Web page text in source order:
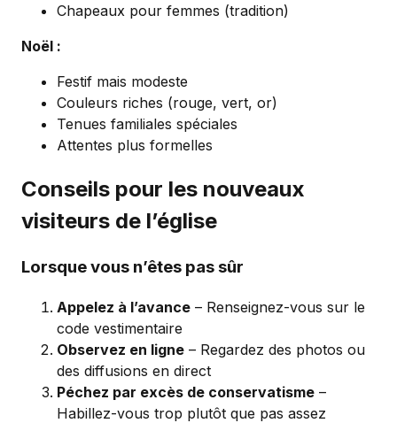
Chapeaux pour femmes (tradition)
Noël :
Festif mais modeste
Couleurs riches (rouge, vert, or)
Tenues familiales spéciales
Attentes plus formelles
Conseils pour les nouveaux
visiteurs de l’église
Lorsque vous n’êtes pas sûr
Appelez à l’avance – Renseignez-vous sur le
code vestimentaire
Observez en ligne – Regardez des photos ou
des diffusions en direct
Péchez par excès de conservatisme –
Habillez-vous trop plutôt que pas assez